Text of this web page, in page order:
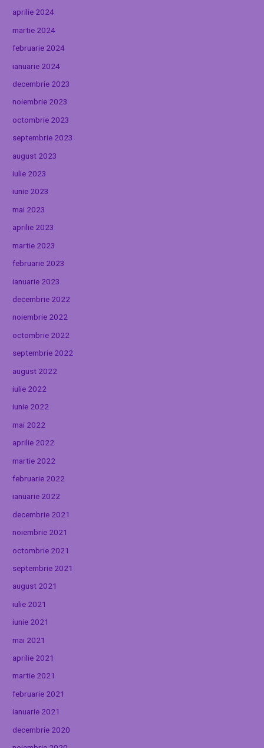
aprilie 2024
martie 2024
februarie 2024
ianuarie 2024
decembrie 2023
noiembrie 2023
octombrie 2023
septembrie 2023
august 2023
iulie 2023
iunie 2023
mai 2023
aprilie 2023
martie 2023
februarie 2023
ianuarie 2023
decembrie 2022
noiembrie 2022
octombrie 2022
septembrie 2022
august 2022
iulie 2022
iunie 2022
mai 2022
aprilie 2022
martie 2022
februarie 2022
ianuarie 2022
decembrie 2021
noiembrie 2021
octombrie 2021
septembrie 2021
august 2021
iulie 2021
iunie 2021
mai 2021
aprilie 2021
martie 2021
februarie 2021
ianuarie 2021
decembrie 2020